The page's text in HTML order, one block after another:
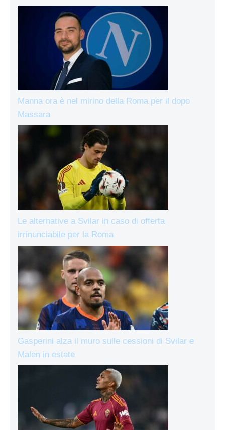
Manna ora è nel mirino della Roma per il dopo
Massara
Le alternative a Svilar in caso di offerta
irrinunciabile per la Roma
Gasperini alza il muro sulle cessioni di Svilar e
Malen in estate